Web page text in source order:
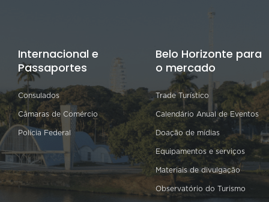
Internacional e
Passaportes
Consulados
Câmaras de Comércio
Polícia Federal
Belo Horizonte para
o mercado
Trade Turístico
Calendário Anual de Eventos
Doação de mídias
Equipamentos e serviços
Materiais de divulgação
Observatório do Turismo